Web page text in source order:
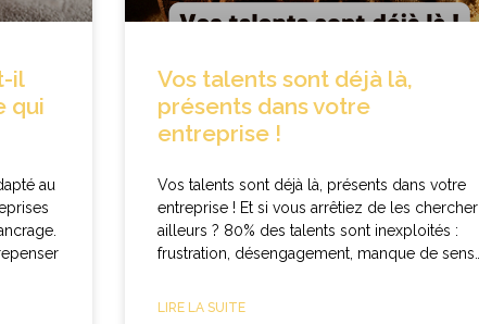
il
qui
au
Vos talents sont déjà là,
présents dans votre
entreprise !
Vos talents sont déjà là, présents dans votre
entreprise ! Et si vous arrêtiez de les chercher
ailleurs ? 80% des talents sont inexploités :
frustration, désengagement, manque de sens…
LIRE LA SUITE